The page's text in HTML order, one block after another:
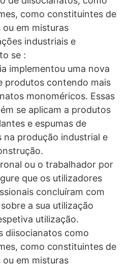
como constituintes de
em misturas
industriais e
se :
implementou uma nova
produtos contendo mais
monoméricos. Essas
se aplicam a produtos
e espumas de
na produção industrial e
ou o trabalhador por
que os utilizadores
concluíram com
a sua utilização
utilização.
diisocianatos como
como constituintes de
em misturas
combinados com dados de
de Server Log são
7 dias e, em seguida,
dos dados é feito por
ex. para esclarecer casos de
ser revogados por
serão excluídos até que o
esclarecido. Para este
é restrito.
de contacto para nos
online. Como parte do
recolhemos dados pessoais
números de telefone,
de sua mensagem, bem
por si.
responder à sua questão. Ao
um interesse legítimo em
(Art. 6 Parágrafo 1 (f) do
obrigados a manter registos
comerciais e fiscais (Art. 6,
​​ao nosso administrador de
em nosso nome. Planeamos
por um período de 10 anos e,
Currículo
do ficheiro: MB /MB
da MC-Bauchemie
e pelaPolítica de
do Google.